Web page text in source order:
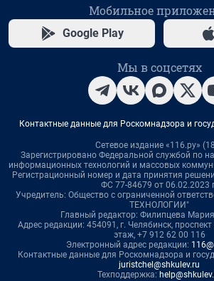
Мобильное
Google Play
Мы в соцсетях
Контактные данные для Роскомнадзора и
Сетевое издание «116.ру»
Зарегистрировано Федеральной службой по
информационных технологий и массовых
Регистрационный номер и дата принятия
ФС 77-84679 от 06.02.2023
Учредитель: Общество с ограниченной
ТЕХНОЛОГИИ"
Главный редактор: Филипцева
Адрес редакции: 454091, г. Челябинск,
этаж, +7 912 62 00 116
Электронный адрес редакции:
Контактные данные для Роскомнадзора и
juristchel@shkulev.ru
Техподдержка: